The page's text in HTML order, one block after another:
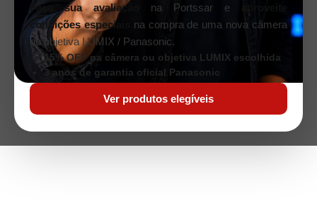
Faça sua avaliação na Portssar e
condições especiais
na compra de uma nova câmera
ou objetiva LUMIX / Panasonic.
15% OFF na câmera ou objetiva LUMIX escolhida
3 anos de garantia oficial Panasonic
Ver produtos elegíveis